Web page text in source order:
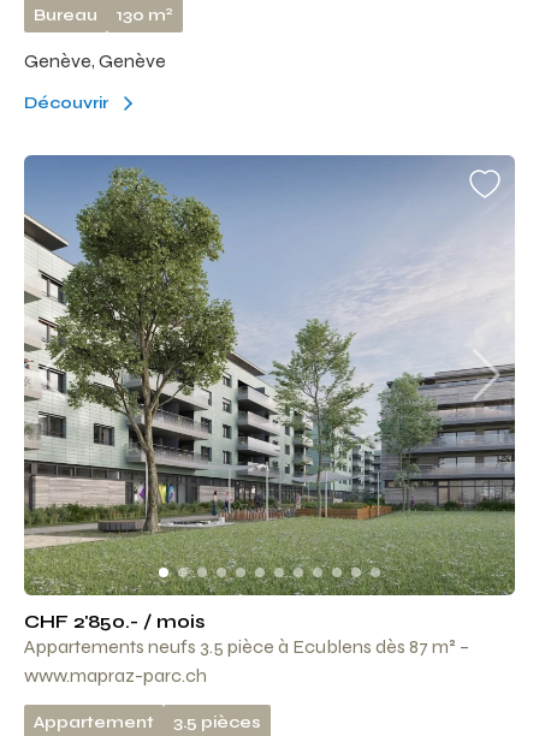
Bureau 130 m2
Genève, Genève
Découvrir
CHF 2'850.- / mois
Appartements neufs 3.5 pièce à Ecublens dès 87 m² –
www.mapraz-parc.ch
Appartement 3.5 pièces